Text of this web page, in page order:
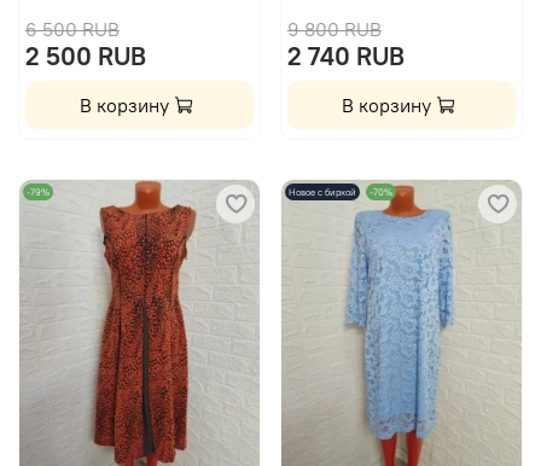
6 500 RUB
2 500 RUB
В корзину
9 800 RUB
2 740 RUB
В корзину
-79% Новое с биркой -70%